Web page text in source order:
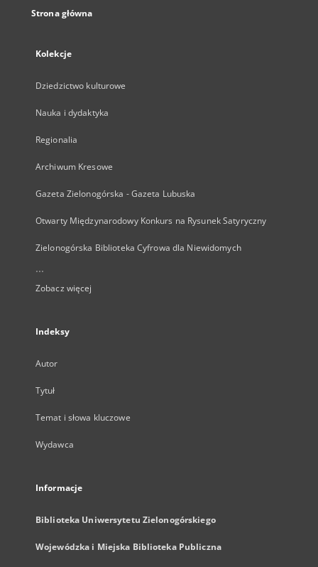
Strona główna
Kolekcje
Dziedzictwo kulturowe
Nauka i dydaktyka
Regionalia
Archiwum Kresowe
Gazeta Zielonogórska - Gazeta Lubuska
Otwarty Międzynarodowy Konkurs na Rysunek Satyryczny
Zielonogórska Biblioteka Cyfrowa dla Niewidomych
...
Zobacz więcej
Indeksy
Autor
Tytuł
Temat i słowa kluczowe
Wydawca
Informacje
Biblioteka Uniwersytetu Zielonogórskiego
Wojewódzka i Miejska Biblioteka Publiczna